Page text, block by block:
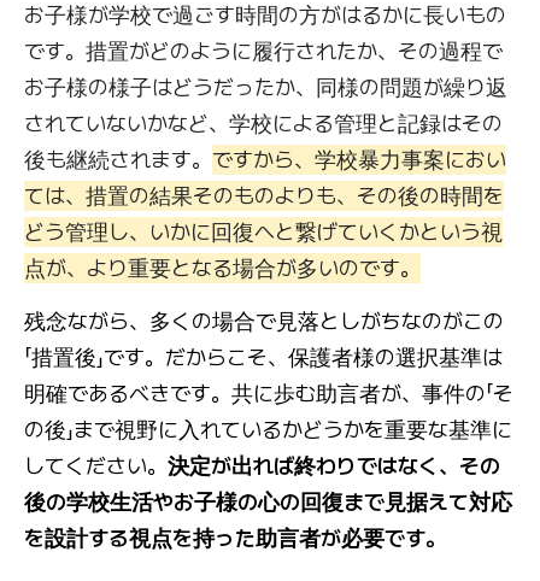
お子様が学校で過ごす時間の方がはるかに長いもの
です。措置がどのように履行されたか、その過程で
お子様の様子はどうだったか、同様の問題が繰り返
されていないかなど、学校による管理と記録はその
後も継続されます。 ですから、学校暴力事案におい
ては、措置の結果そのものよりも、その後の時間を
どう管理し、いかに回復へと繋げていくかという視
点が、より重要となる場合が多いのです。
残念ながら、多くの場合で見落としがちなのがこの
「措置後」です。だからこそ、保護者様の選択基準は
明確であるべきです。共に歩む助言者が、事件の「そ
の後」まで視野に入れているかどうかを重要な基準に
してください。 決定が出れば終わりではなく、その
後の学校生活やお子様の心の回復まで見据えて対応
を設計する視点を持った助言者が必要です。